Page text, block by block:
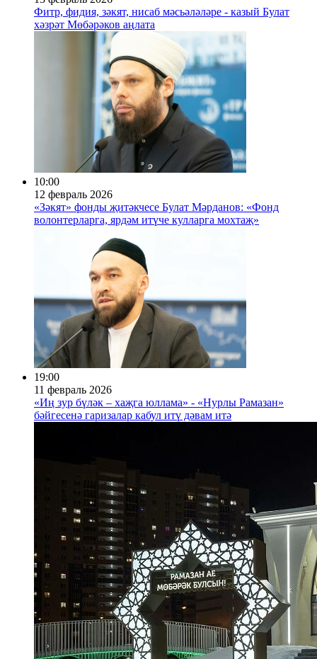
Фитр, фидия, зәкят, нисаб мәсьәләләре - казый Булат
хәзрәт Мөбәрәков аңлата
10:00
12 февраль 2026
«Зәкят» фонды җитәкчесе Булат Мәрданов: «Фонд
волонтерларга, ярдәм итүче кулларга мохтаҗ»
19:00
11 февраль 2026
«Иң зур бүләк – хаҗга юллама» - «Нурлы Рамазан»
бәйгесенә гаризалар кабул итү дәвам итә